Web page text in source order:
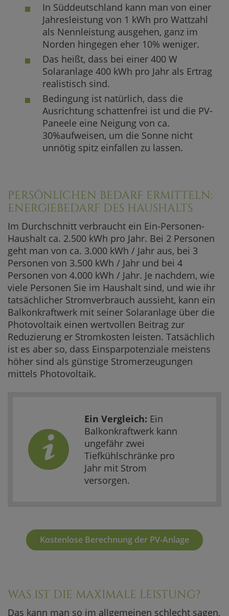
In Süddeutschland kann man von einer
Jahresleistung von 1 kWh pro Wattzahl
als Nennleistung ausgehen, ganz im
Norden hingegen eher 10% weniger.
Das heißt, dass bei einer 400 W
Solaranlage 400 kWh pro Jahr als Ertrag
realistisch sind.
Bedingung ist natürlich, dass die
Ausrichtung schattenfrei ist und die PV-
Paneele eine Neigung von ca.
30%aufweisen, um die Sonne nicht
unnötig spitz einfallen zu lassen.
PERSÖNLICHEN BEDARF ERMITTELN:
ENERGIEBEDARF DES HAUSHALTS
Im Durchschnitt verbraucht ein Ein-Personen-
Haushalt ca. 2.500 kWh pro Jahr. Bei 2 Personen
geht man von ca. 3.000 kWh / Jahr aus, bei 3
Personen von 3.500 kWh / Jahr und bei 4
Personen von 4.000 kWh / Jahr. Je nachdem, wie
viele Personen Sie im Haushalt sind, und wie ihr
tatsächlicher Stromverbrauch aussieht, kann ein
Balkonkraftwerk mit seiner Solaranlage über die
Photovoltaik einen wertvollen Beitrag zur
Reduzierung er Stromkosten leisten. Tatsächlich
ist es aber so, dass Einsparpotenziale meistens
höher sind als günstige Stromerzeugungen
mittels Photovoltaik.
Ein Vergleich: Ein
Balkonkraftwerk kann
ungefähr zwei
Tiefkühlschränke pro
Jahr mit Strom
versorgen.
Kostenlose Berechnung der PV-Anlage
WAS IST DIE MAXIMALE LEISTUNG?
Das kann man so im allgemeinen schlecht sagen,